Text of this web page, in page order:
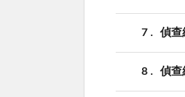
7 偵查
8 偵查